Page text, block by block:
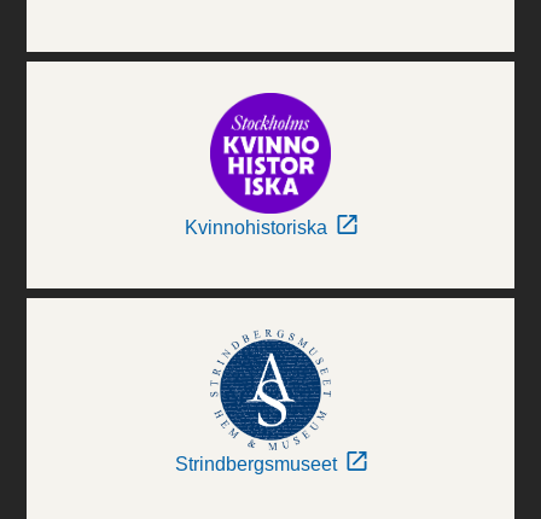
Kvinnohistoriska
Strindbergsmuseet